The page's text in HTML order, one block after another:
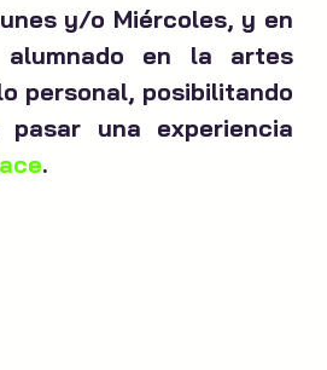
y/o Miércoles, y en
en la artes
personal, posibilitando
una experiencia
.